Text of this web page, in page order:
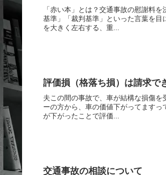
「赤い本」とは？交通事故の慰謝料
基準」「裁判基準」といった言葉を
を大きく左右する、重...
評価損（格落ち損）は請求で
夫この間の事故で、車が結構な損傷
ーの方から、車の価値下がってます
が下がったことで評価...
交通事故の相談について